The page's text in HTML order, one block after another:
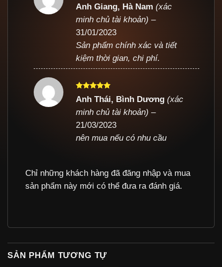
Được xếp
sao
Anh Giang, Hà Nam(xác
minh chủ tài khoản) –
31/01/2023
Sản phẩm chính xác và tiết
kiệm thời gian, chi phí.
Được xếp
sao
Anh Thái, Bình Dương(xác
minh chủ tài khoản) –
21/03/2023
nên mua nếu có nhu cầu
Chỉ những khách hàng đã đăng nhập và mua
sản phẩm này mới có thể đưa ra đánh giá.
SẢN PHẨM TƯƠNG TỰ